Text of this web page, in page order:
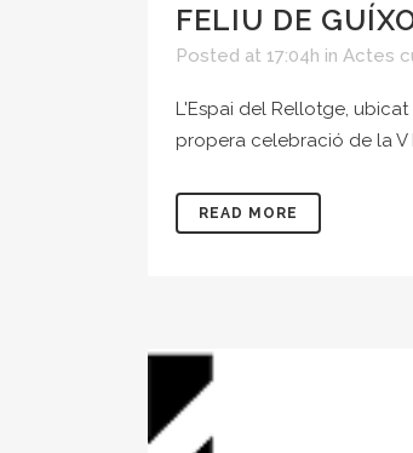
FELIU DE
Posted at 17:04h in Actes
L'Espai del Rellotge,
propera celebració de la V
READ MORE